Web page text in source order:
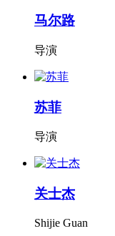
马尔路
导演
苏菲
导演
关士杰
Shijie Guan